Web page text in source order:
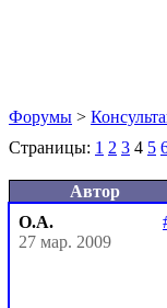
Форумы >
Страницы: 1 2 3 4 5
Автор
О.А.
27 мар. 2009